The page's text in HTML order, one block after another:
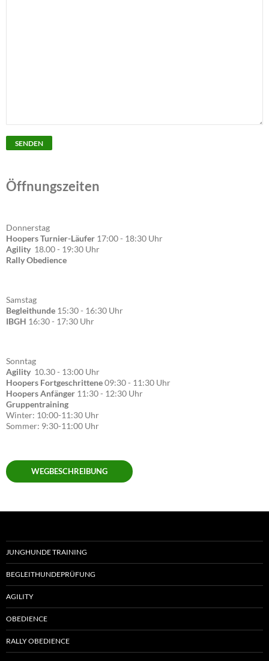
Öffnungszeiten
Donnerstag
Hoopers Turnier-Läufer 17:00 - 18:30 Uhr
Agility 18.00 - 19:30 Uhr
Rally Obedience
Samstag
Begleithunde 15:30 - 16:30 Uhr
IBGH 16:30 - 17:30 Uhr
Sonntag
Agility 10.30 - 13:00 Uhr
Hoopers Fortgeschrittene09:30 - 11:30 Uhr
Hoopers Anfänger 11:30 - 12:30 Uhr
Gruppentraining
Winter: 10:00-11:30 Uhr
Sommer: 9:30-11:00 Uhr
WEGBESCHREIBUNG
JUNGHUNDE TRAINING
BEGLEITHUNDEPRÜFUNG
AGILITY
OBEDIENCE
RALLY OBEDIENCE